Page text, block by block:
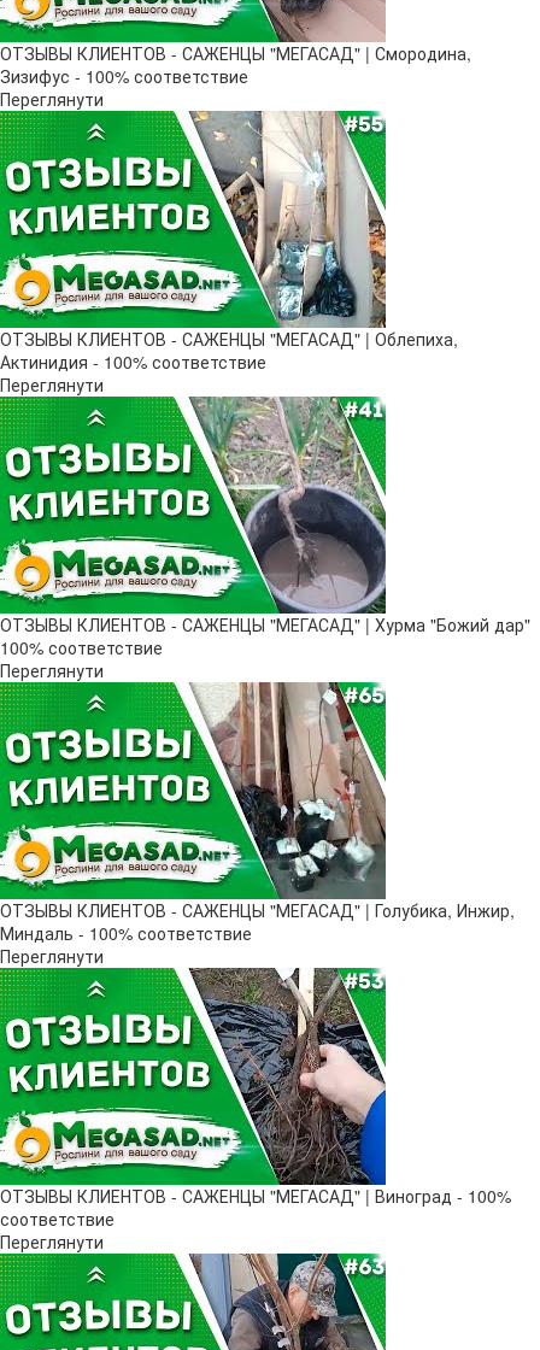
ОТЗЫВЫ КЛИЕНТОВ - САЖЕНЦЫ "МЕГАСАД" | Смородина,
Зизифус - 100% соответствие
Переглянути
ОТЗЫВЫ КЛИЕНТОВ - САЖЕНЦЫ "МЕГАСАД" | Облепиха,
Актинидия - 100% соответствие
Переглянути
ОТЗЫВЫ КЛИЕНТОВ - САЖЕНЦЫ "МЕГАСАД" | Хурма "Божий дар" ​
100% соответствие
Переглянути
ОТЗЫВЫ КЛИЕНТОВ - САЖЕНЦЫ "МЕГАСАД" | Голубика, Инжир,
Миндаль - 100% соответствие
Переглянути
ОТЗЫВЫ КЛИЕНТОВ - САЖЕНЦЫ "МЕГАСАД" | Виноград - 100%
соответствие
Переглянути